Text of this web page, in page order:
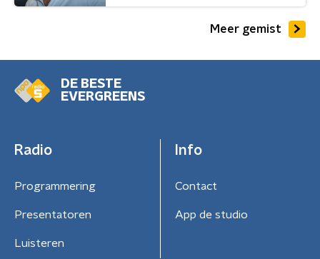
Meer gemist
DE BESTE
EVERGREENS
Radio
Programmering
Presentatoren
Luisteren
Info
Contact
App de studio